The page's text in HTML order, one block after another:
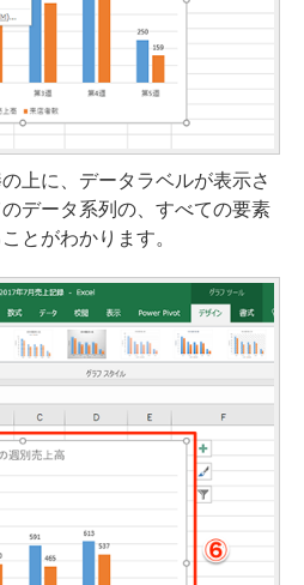
上に、データラベルが表示さ
データ系列の、すべての要素
とがわかります。